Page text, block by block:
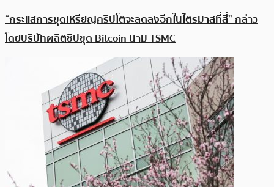
“กระแสการขุดเหรียญคริปโตจะลดลงอีกในไตรมาสที่สี่” กล่าว
โดยบริษัทผลิตชิปขุด Bitcoin นาม TSMC